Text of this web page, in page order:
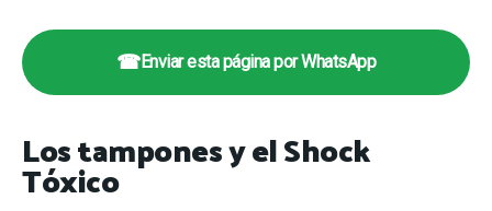
☎Enviar esta página por WhatsApp
Los tampones y el Shock
Tóxico